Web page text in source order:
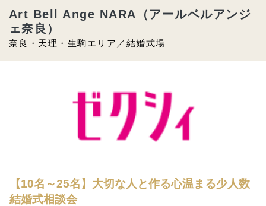
奈良・天理・生駒エリア／結婚式場
Art Bell Ange NARA（アールベルアンジ
ェ奈良）
【10名～25名】大切な人と作る心温まる少人数
結婚式相談会